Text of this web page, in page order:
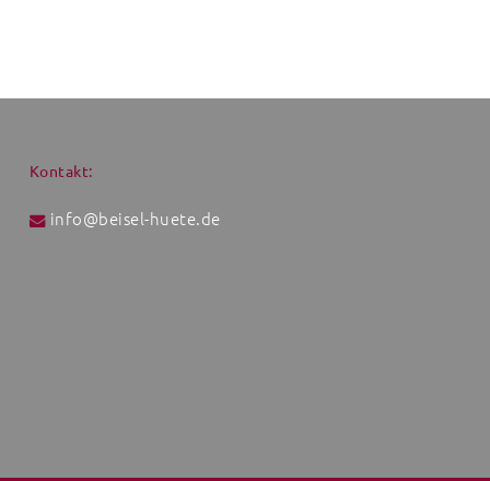
Kontakt:
info@beisel-huete.de